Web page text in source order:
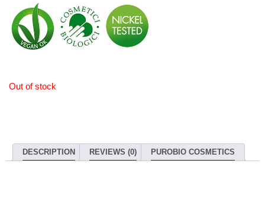
Out of stock
DESCRIPTION REVIEWS (0) PUROBIO COSMETICS